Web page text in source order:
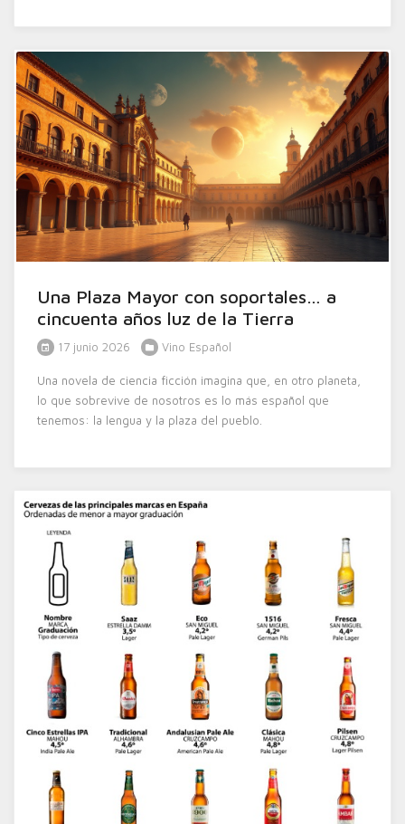
Una Plaza Mayor con soportales… a
cincuenta años luz de la Tierra
17 junio 2026 Vino Español
Una novela de ciencia ficción imagina que, en otro planeta,
lo que sobrevive de nosotros es lo más español que
tenemos: la lengua y la plaza del pueblo.